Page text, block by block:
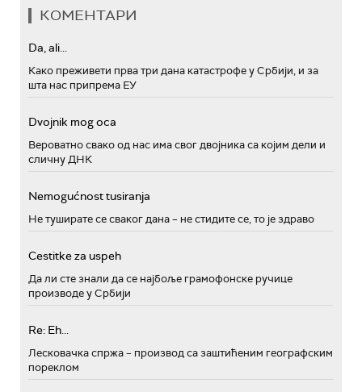
КОМЕНТАРИ
Da, ali...
Како преживети прва три дана катастрофе у Србији, и за
шта нас припрема ЕУ
Dvojnik mog oca
Вероватно свако од нас има свог двојника са којим дели и
сличну ДНК
Nemogućnost tusiranja
Не туширате се сваког дана – не стидите се, то је здраво
Cestitke za uspeh
Да ли сте знали да се најбоље грамофонске ручице
производе у Србији
Re: Eh...
Лесковачка спржа – производ са заштићеним географским
пореклом